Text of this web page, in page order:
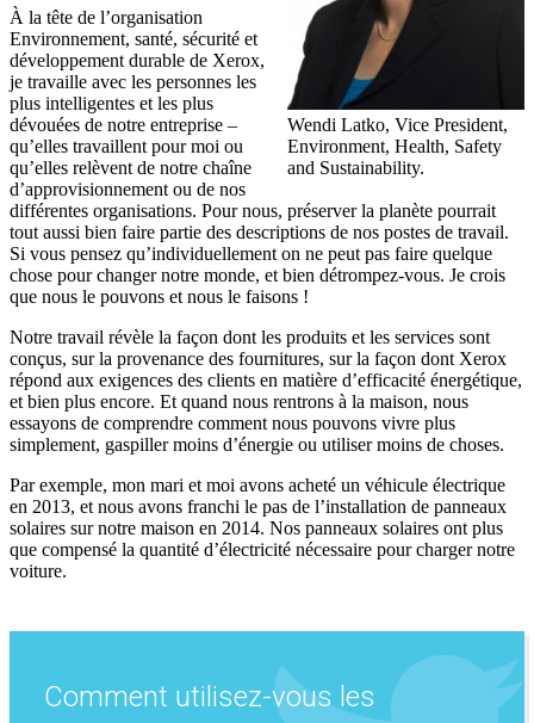
Wendi Latko, Vice President,
Environment, Health, Safety
and Sustainability.
À la tête de l’organisation
Environnement, santé, sécurité et
développement durable de Xerox,
je travaille avec les personnes les
plus intelligentes et les plus
dévouées de notre entreprise –
qu’elles travaillent pour moi ou
qu’elles relèvent de notre chaîne
d’approvisionnement ou de nos
différentes organisations. Pour nous, préserver la planète pourrait
tout aussi bien faire partie des descriptions de nos postes de travail.
Si vous pensez qu’individuellement on ne peut pas faire quelque
chose pour changer notre monde, et bien détrompez-vous. Je crois
que nous le pouvons et nous le faisons !
Notre travail révèle la façon dont les produits et les services sont
conçus, sur la provenance des fournitures, sur la façon dont Xerox
répond aux exigences des clients en matière d’efficacité énergétique,
et bien plus encore. Et quand nous rentrons à la maison, nous
essayons de comprendre comment nous pouvons vivre plus
simplement, gaspiller moins d’énergie ou utiliser moins de choses.
Par exemple, mon mari et moi avons acheté un véhicule électrique
en 2013, et nous avons franchi le pas de l’installation de panneaux
solaires sur notre maison en 2014. Nos panneaux solaires ont plus
que compensé la quantité d’électricité nécessaire pour charger notre
voiture.
Comment utilisez-vous les